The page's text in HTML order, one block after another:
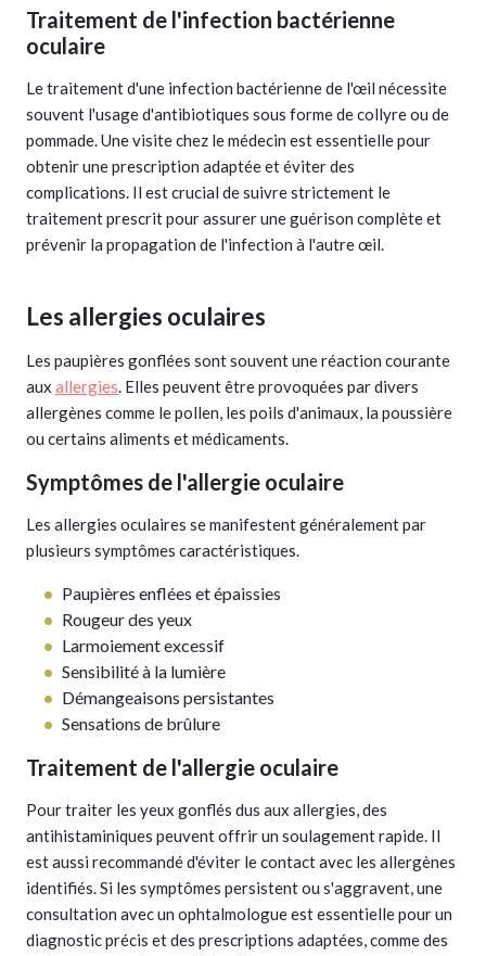
Traitement de l'infection bactérienne
oculaire
Le traitement d'une infection bactérienne de l'œil nécessite
souvent l'usage d'antibiotiques sous forme de collyre ou de
pommade. Une visite chez le médecin est essentielle pour
obtenir une prescription adaptée et éviter des
complications. Il est crucial de suivre strictement le
traitement prescrit pour assurer une guérison complète et
prévenir la propagation de l'infection à l'autre œil.
Les allergies oculaires
Les paupières gonflées sont souvent une réaction courante
aux allergies. Elles peuvent être provoquées par divers
allergènes comme le pollen, les poils d'animaux, la poussière
ou certains aliments et médicaments.
Symptômes de l'allergie oculaire
Les allergies oculaires se manifestent généralement par
plusieurs symptômes caractéristiques.
Paupières enflées et épaissies
Rougeur des yeux
Larmoiement excessif
Sensibilité à la lumière
Démangeaisons persistantes
Sensations de brûlure
Traitement de l'allergie oculaire
Pour traiter les yeux gonflés dus aux allergies, des
antihistaminiques peuvent offrir un soulagement rapide. Il
est aussi recommandé d'éviter le contact avec les allergènes
identifiés. Si les symptômes persistent ou s'aggravent, une
consultation avec un ophtalmologue est essentielle pour un
diagnostic précis et des prescriptions adaptées, comme des